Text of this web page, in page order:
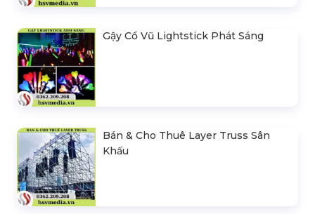
Gậy Cổ Vũ Lightstick Phát Sáng
Bán & Cho Thuê Layer Truss Sân
Khấu